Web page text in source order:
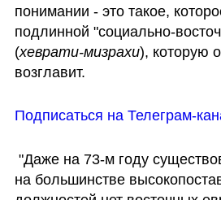
понимании - это такое,
подлинной "социально-
(хеврати-мизрахи), которую
возглавит.
Подписаться на Телеграм-
на большинстве